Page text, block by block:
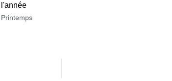
l'année
Printemps